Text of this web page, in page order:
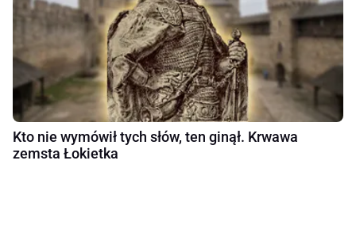
Kto nie wymówił tych słów, ten ginął. Krwawa
zemsta Łokietka